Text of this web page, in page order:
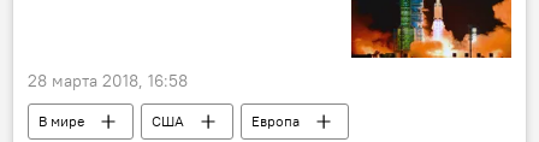
28 марта 2018, 16:58
В мире США
Европа